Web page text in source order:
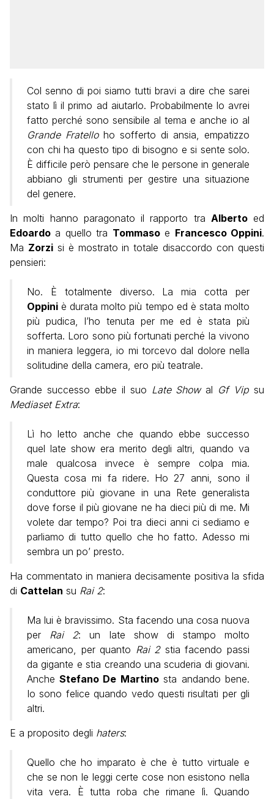
Col senno di poi siamo tutti bravi a dire che sarei
stato lì il primo ad aiutarlo. Probabilmente lo avrei
fatto perché sono sensibile al tema e anche io al
Grande Fratelloho sofferto di ansia, empatizzo
con chi ha questo tipo di bisogno e si sente solo.
È difficile però pensare che le persone in generale
abbiano gli strumenti per gestire una situazione
del genere.
In molti hanno paragonato il rapporto tra Albertoed
Edoardo a quello tra Tommasoe Francesco Oppini.
Ma Zorzisi è mostrato in totale disaccordo con questi
pensieri:
No. È totalmente diverso. La mia cotta per
Oppini è durata molto più tempo ed è stata molto
più pudica, l’ho tenuta per me ed è stata più
sofferta. Loro sono più fortunati perché la vivono
in maniera leggera, io mi torcevo dal dolore nella
solitudine della camera, ero più teatrale.
Grande successo ebbe il suo Late Showal Gf Vip su
Mediaset Extra:
Lì ho letto anche che quando ebbe successo
quel late show era merito degli altri, quando va
male qualcosa invece è sempre colpa mia.
Questa cosa mi fa ridere. Ho 27 anni, sono il
conduttore più giovane in una Rete generalista
dove forse il più giovane ne ha dieci più di me. Mi
volete dar tempo? Poi tra dieci anni ci sediamo e
parliamo di tutto quello che ho fatto. Adesso mi
sembra un po’ presto.
Ha commentato in maniera decisamente positiva la sfida
di Cattelan su Rai 2:
Ma lui è bravissimo. Sta facendo una cosa nuova
per Rai 2: un late show di stampo molto
americano, per quanto Rai 2stia facendo passi
da gigante e stia creando una scuderia di giovani.
Anche Stefano De Martinosta andando bene.
Io sono felice quando vedo questi risultati per gli
altri.
E a proposito degli haters:
Quello che ho imparato è che è tutto virtuale e
che se non le leggi certe cose non esistono nella
vita vera. È tutta roba che rimane lì. Quando